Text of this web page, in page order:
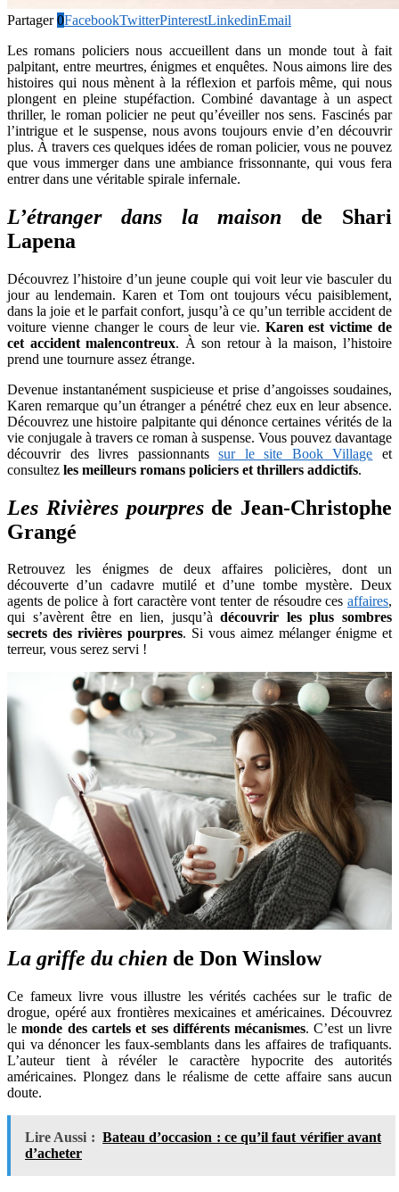
Partager 0FacebookTwitterPinterestLinkedinEmail
Les romans policiers nous accueillent dans un monde tout à fait
palpitant, entre meurtres, énigmes et enquêtes. Nous aimons lire des
histoires qui nous mènent à la réflexion et parfois même, qui nous
plongent en pleine stupéfaction. Combiné davantage à un aspect
thriller, le roman policier ne peut qu’éveiller nos sens. Fascinés par
l’intrigue et le suspense, nous avons toujours envie d’en découvrir
plus. À travers ces quelques idées de roman policier, vous ne pouvez
que vous immerger dans une ambiance frissonnante, qui vous fera
entrer dans une véritable spirale infernale.
L’étranger dans la maison de Shari
Lapena
Découvrez l’histoire d’un jeune couple qui voit leur vie basculer du
jour au lendemain. Karen et Tom ont toujours vécu paisiblement,
dans la joie et le parfait confort, jusqu’à ce qu’un terrible accident de
voiture vienne changer le cours de leur vie. Karen est victime de
cet accident malencontreux. À son retour à la maison, l’histoire
prend une tournure assez étrange.
Devenue instantanément suspicieuse et prise d’angoisses soudaines,
Karen remarque qu’un étranger a pénétré chez eux en leur absence.
Découvrez une histoire palpitante qui dénonce certaines vérités de la
vie conjugale à travers ce roman à suspense. Vous pouvez davantage
découvrir des livres passionnantssur le site Book Village et
consultez les meilleurs romans policiers et thrillers addictifs.
Les Rivières pourpresde Jean-Christophe
Grangé
Retrouvez les énigmes de deux affaires policières, dont un
découverte d’un cadavre mutilé et d’une tombe mystère. Deux
agents de police à fort caractère vont tenter de résoudre ces affaires,
qui s’avèrent être en lien, jusqu’àdécouvrir les plus sombres
secrets des rivières pourpres. Si vous aimez mélanger énigme et
terreur, vous serez servi !
La griffe du chien de Don Winslow
Ce fameux livre vous illustre les vérités cachées sur le trafic de
drogue, opéré aux frontières mexicaines et américaines. Découvrez
lemonde des cartels et ses différents mécanismes. C’est un livre
qui va dénoncer les faux-semblants dans les affaires de trafiquants.
L’auteur tient à révéler le caractère hypocrite des autorités
américaines. Plongez dans le réalisme de cette affaire sans aucun
doute.
Lire Aussi : Bateau d’occasion : ce qu’il faut vérifier avant
d’acheter